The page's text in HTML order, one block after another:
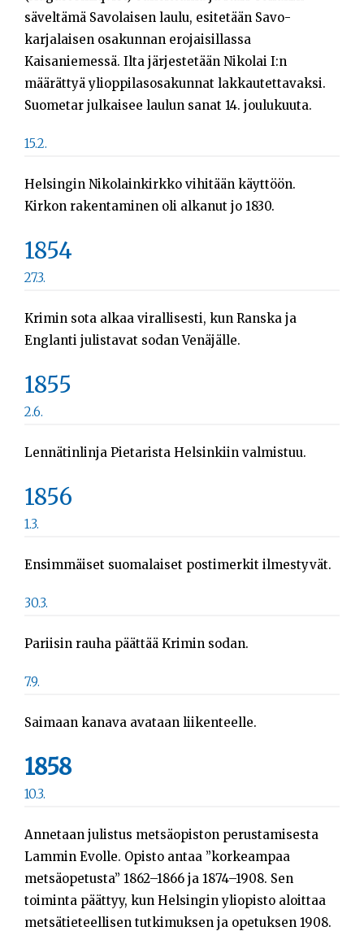
säveltämä Savolaisen laulu, esitetään Savo-
karjalaisen osakunnan erojaisillassa
Kaisaniemessä. Ilta järjestetään Nikolai I:n
määrättyä ylioppilasosakunnat lakkautettavaksi.
Suometar julkaisee laulun sanat 14. joulukuuta.
15.2.
Helsingin Nikolainkirkko vihitään käyttöön.
Kirkon rakentaminen oli alkanut jo 1830.
1854
27.3.
Krimin sota alkaa virallisesti, kun Ranska ja
Englanti julistavat sodan Venäjälle.
1855
2.6.
Lennätinlinja Pietarista Helsinkiin valmistuu.
1856
1.3.
Ensimmäiset suomalaiset postimerkit ilmestyvät.
30.3.
Pariisin rauha päättää Krimin sodan.
7.9.
Saimaan kanava avataan liikenteelle.
1858
10.3.
Annetaan julistus metsäopiston perustamisesta
Lammin Evolle. Opisto antaa ”korkeampaa
metsäopetusta” 1862–1866 ja 1874–1908. Sen
toiminta päättyy, kun Helsingin yliopisto aloittaa
metsätieteellisen tutkimuksen ja opetuksen 1908.